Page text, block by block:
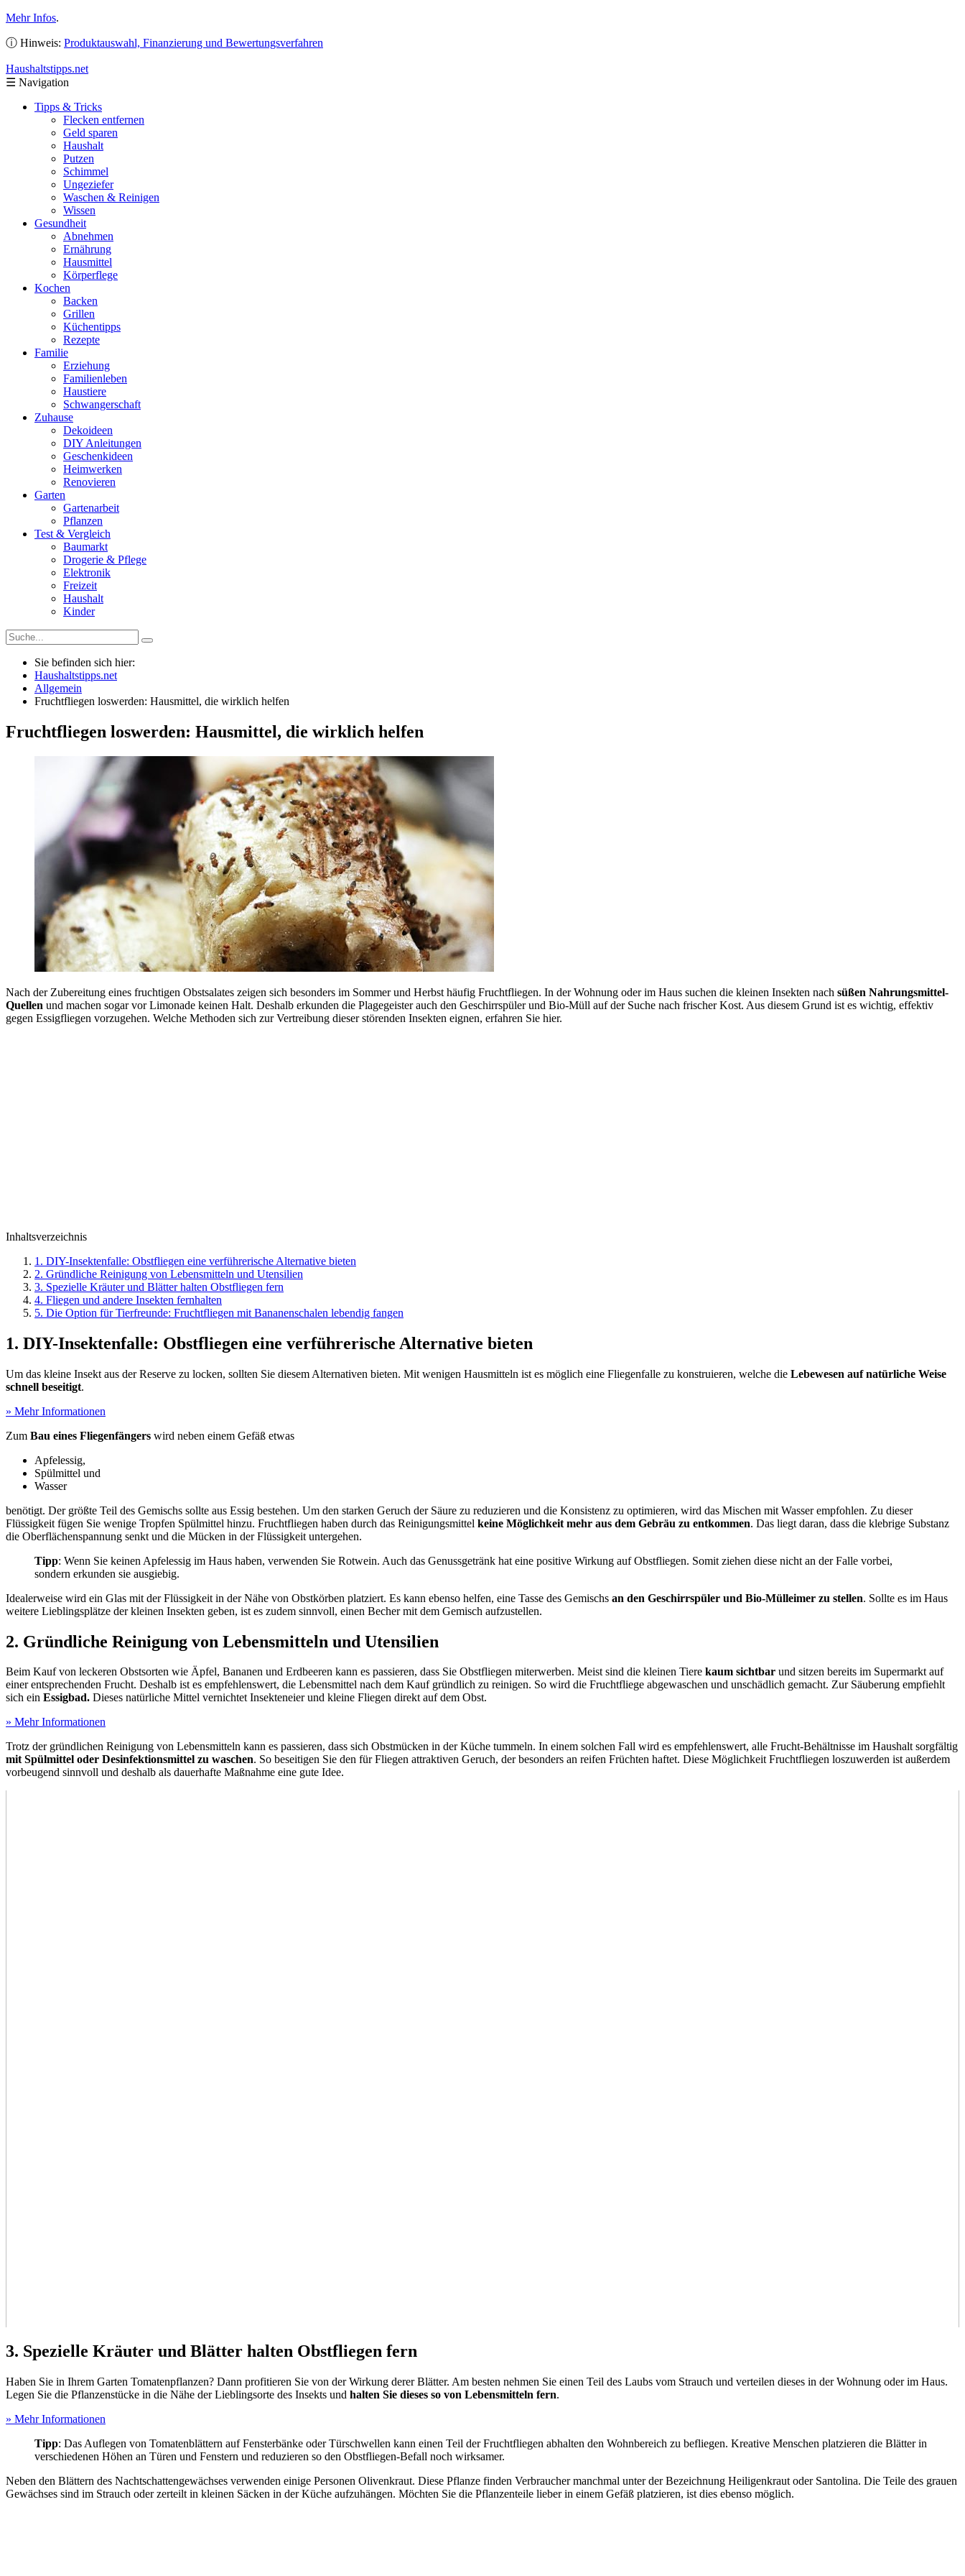
Mehr Infos.
ⓘ Hinweis: Produktauswahl, Finanzierung und Bewertungsverfahren
Haushaltstipps.net
☰ Navigation
Tipps & Tricks
Flecken entfernen
Geld sparen
Haushalt
Putzen
Schimmel
Ungeziefer
Waschen & Reinigen
Wissen
Gesundheit
Abnehmen
Ernährung
Hausmittel
Körperflege
Kochen
Backen
Grillen
Küchentipps
Rezepte
Familie
Erziehung
Familienleben
Haustiere
Schwangerschaft
Zuhause
Dekoideen
DIY Anleitungen
Geschenkideen
Heimwerken
Renovieren
Garten
Gartenarbeit
Pflanzen
Test & Vergleich
Baumarkt
Drogerie & Pflege
Elektronik
Freizeit
Haushalt
Kinder
Sie befinden sich hier:
Haushaltstipps.net
Allgemein
Fruchtfliegen loswerden: Hausmittel, die wirklich helfen
Fruchtfliegen loswerden: Hausmittel, die wirklich helfen
Nach der Zubereitung eines fruchtigen Obstsalates zeigen sich besonders im Sommer und Herbst häufig Fruchtfliegen. In der Wohnung oder im Haus suchen die kleinen Insekten nach süßen Nahrungsmittel-
Quellen und machen sogar vor Limonade keinen Halt. Deshalb erkunden die Plagegeister auch den Geschirrspüler und Bio-Müll auf der Suche nach frischer Kost. Aus diesem Grund ist es wichtig, effektiv
gegen Essigfliegen vorzugehen. Welche Methoden sich zur Vertreibung dieser störenden Insekten eignen, erfahren Sie hier.
Inhaltsverzeichnis
1. DIY-Insektenfalle: Obstfliegen eine verführerische Alternative bieten
2. Gründliche Reinigung von Lebensmitteln und Utensilien
3. Spezielle Kräuter und Blätter halten Obstfliegen fern
4. Fliegen und andere Insekten fernhalten
5. Die Option für Tierfreunde: Fruchtfliegen mit Bananenschalen lebendig fangen
1. DIY-Insektenfalle: Obstfliegen eine verführerische Alternative bieten
Um das kleine Insekt aus der Reserve zu locken, sollten Sie diesem Alternativen bieten. Mit wenigen Hausmitteln ist es möglich eine Fliegenfalle zu konstruieren, welche die Lebewesen auf natürliche Weise
schnell beseitigt.
» Mehr Informationen
Zum Bau eines Fliegenfängers wird neben einem Gefäß etwas
Apfelessig,
Spülmittel und
Wasser
benötigt. Der größte Teil des Gemischs sollte aus Essig bestehen. Um den starken Geruch der Säure zu reduzieren und die Konsistenz zu optimieren, wird das Mischen mit Wasser empfohlen. Zu dieser
Flüssigkeit fügen Sie wenige Tropfen Spülmittel hinzu. Fruchtfliegen haben durch das Reinigungsmittel keine Möglichkeit mehr aus dem Gebräu zu entkommen. Das liegt daran, dass die klebrige Substanz
die Oberflächenspannung senkt und die Mücken in der Flüssigkeit untergehen.
Tipp: Wenn Sie keinen Apfelessig im Haus haben, verwenden Sie Rotwein. Auch das Genussgetränk hat eine positive Wirkung auf Obstfliegen. Somit ziehen diese nicht an der Falle vorbei,
sondern erkunden sie ausgiebig.
Idealerweise wird ein Glas mit der Flüssigkeit in der Nähe von Obstkörben platziert. Es kann ebenso helfen, eine Tasse des Gemischs an den Geschirrspüler und Bio-Mülleimer zu stellen. Sollte es im Haus
weitere Lieblingsplätze der kleinen Insekten geben, ist es zudem sinnvoll, einen Becher mit dem Gemisch aufzustellen.
2. Gründliche Reinigung von Lebensmitteln und Utensilien
Beim Kauf von leckeren Obstsorten wie Äpfel, Bananen und Erdbeeren kann es passieren, dass Sie Obstfliegen miterwerben. Meist sind die kleinen Tiere kaum sichtbar und sitzen bereits im Supermarkt auf
einer entsprechenden Frucht. Deshalb ist es empfehlenswert, die Lebensmittel nach dem Kauf gründlich zu reinigen. So wird die Fruchtfliege abgewaschen und unschädlich gemacht. Zur Säuberung empfiehlt
sich ein Essigbad. Dieses natürliche Mittel vernichtet Insekteneier und kleine Fliegen direkt auf dem Obst.
» Mehr Informationen
Trotz der gründlichen Reinigung von Lebensmitteln kann es passieren, dass sich Obstmücken in der Küche tummeln. In einem solchen Fall wird es empfehlenswert, alle Frucht-Behältnisse im Haushalt sorgfältig
mit Spülmittel oder Desinfektionsmittel zu waschen. So beseitigen Sie den für Fliegen attraktiven Geruch, der besonders an reifen Früchten haftet. Diese Möglichkeit Fruchtfliegen loszuwerden ist außerdem
vorbeugend sinnvoll und deshalb als dauerhafte Maßnahme eine gute Idee.
3. Spezielle Kräuter und Blätter halten Obstfliegen fern
Haben Sie in Ihrem Garten Tomatenpflanzen? Dann profitieren Sie von der Wirkung derer Blätter. Am besten nehmen Sie einen Teil des Laubs vom Strauch und verteilen dieses in der Wohnung oder im Haus.
Legen Sie die Pflanzenstücke in die Nähe der Lieblingsorte des Insekts und halten Sie dieses so von Lebensmitteln fern.
» Mehr Informationen
Tipp: Das Auflegen von Tomatenblättern auf Fensterbänke oder Türschwellen kann einen Teil der Fruchtfliegen abhalten den Wohnbereich zu befliegen. Kreative Menschen platzieren die Blätter in
verschiedenen Höhen an Türen und Fenstern und reduzieren so den Obstfliegen-Befall noch wirksamer.
Neben den Blättern des Nachtschattengewächses verwenden einige Personen Olivenkraut. Diese Pflanze finden Verbraucher manchmal unter der Bezeichnung Heiligenkraut oder Santolina. Die Teile des grauen
Gewächses sind im Strauch oder zerteilt in kleinen Säcken in der Küche aufzuhängen. Möchten Sie die Pflanzenteile lieber in einem Gefäß platzieren, ist dies ebenso möglich.